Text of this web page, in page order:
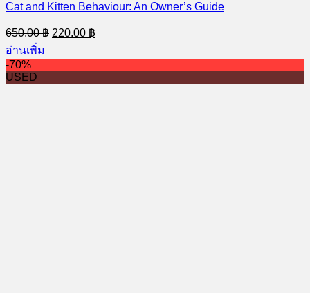
Cat and Kitten Behaviour: An Owner’s Guide
650.00฿ Original
price
650.00 ฿.
220.00 ฿
price
220.00 ฿.
อ่านเพิ่ม
-70%
USED